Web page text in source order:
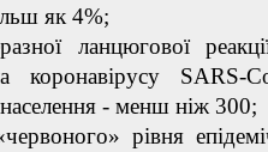
як 4%;
ланцюгової
коронавірусу SARS-
- менш ніж 300;
рівня